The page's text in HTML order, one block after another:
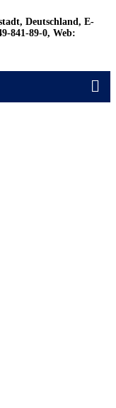
Deutschland, E-
841-89-0, Web: